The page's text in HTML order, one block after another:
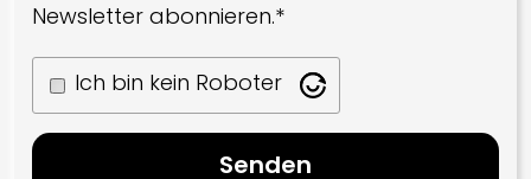
Newsletter abonnieren.*
Ich bin kein Roboter